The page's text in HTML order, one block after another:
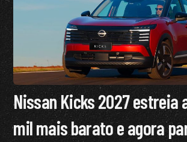
Nissan Kicks 2027 estreia
mil mais barato e agora